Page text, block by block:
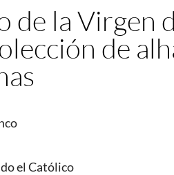
de la Virgen
de
el Católico